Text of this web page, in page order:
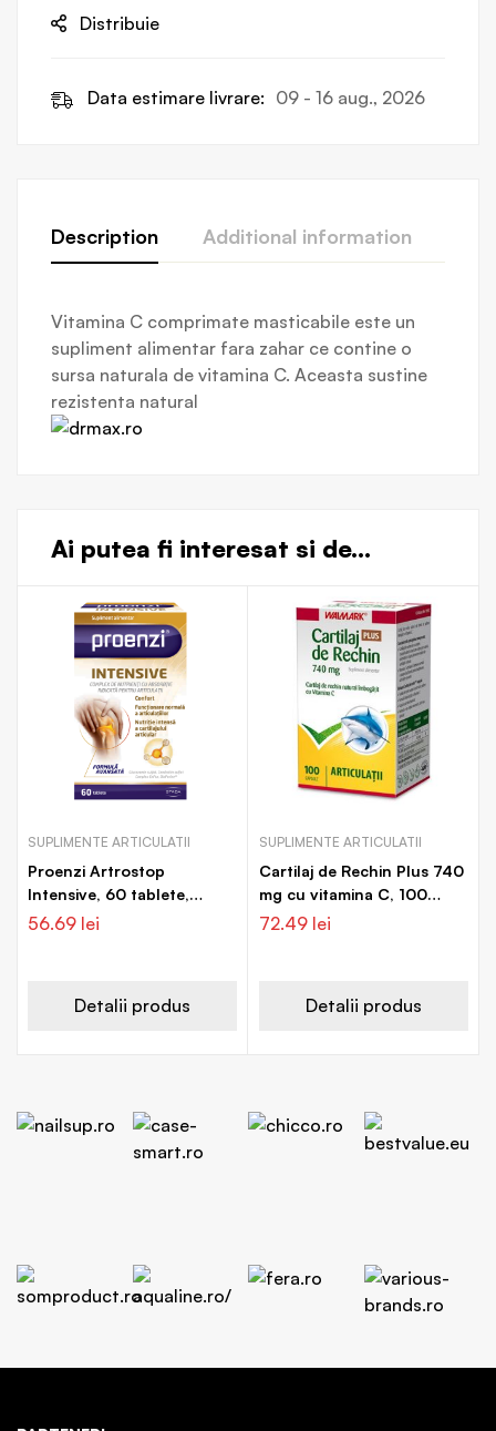
Distribuie
Data estimare livrare: 09 - 16 aug., 2026
Description Additional information
Vitamina C comprimate masticabile este un
supliment alimentar fara zahar ce contine o
sursa naturala de vitamina C. Aceasta sustine
rezistenta natural
Ai putea fi interesat si de...
SUPLIMENTE ARTICULATII
Proenzi Artrostop
Intensive, 60 tablete,
Walmark
56.69 lei
Detalii produs
SUPLIMENTE ARTICULATII
Cartilaj de Rechin Plus 740
mg cu vitamina C, 100
capsule, Walmark
72.49 lei
Detalii produs